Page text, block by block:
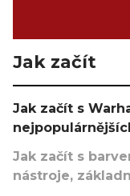
Jak začít
Jak začít s
Jak začít s
nástroje,